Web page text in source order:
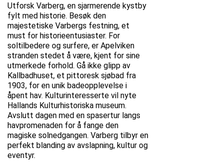
Utforsk Varberg, en sjarmerende kystby
fylt med historie. Besøk den
majestetiske Varbergs festning, et
must for historieentusiaster. For
soltilbedere og surfere, er Apelviken
stranden stedet å være, kjent for sine
utmerkede forhold. Gå ikke glipp av
Kallbadhuset, et pittoresk sjøbad fra
1903, for en unik badeopplevelse i
åpent hav. Kulturinteresserte vil nyte
Hallands Kulturhistoriska museum.
Avslutt dagen med en spasertur langs
havpromenaden for å fange den
magiske solnedgangen. Varberg tilbyr en
perfekt blanding av avslapning, kultur og
eventyr.